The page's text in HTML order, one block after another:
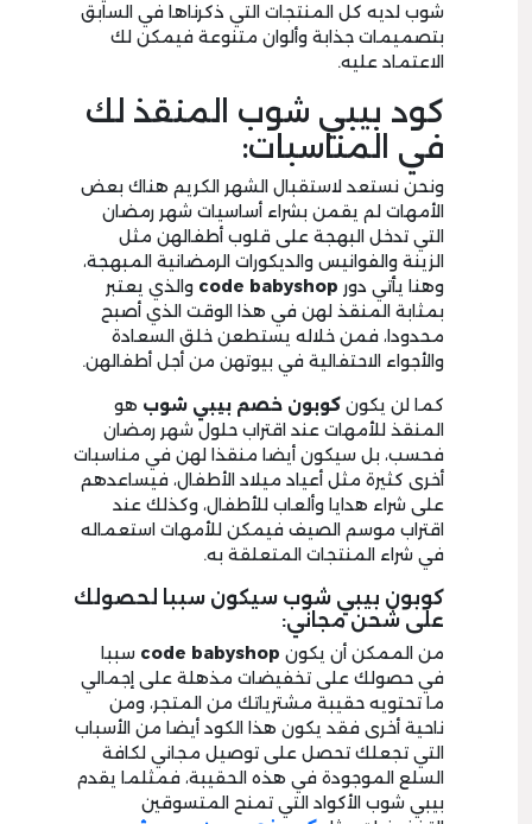
شوب لديه كل المنتجات التي ذكرناها في السابق
بتصميمات جذابة وألوان متنوعة فيمكن لك
الاعتماد عليه.
كود بيبي شوب المنقذ لك
في المناسبات:
ونحن نستعد لاستقبال الشهر الكريم هناك بعض
الأمهات لم يقمن بشراء أساسيات شهر رمضان
التي تدخل البهجة على قلوب أطفالهن مثل
الزينة والفوانيس والديكورات الرمضانية المبهجة،
وهنا يأتي دور code babyshop والذي يعتبر
بمثابة المنقذ لهن في هذا الوقت الذي أصبح
محدودا، فمن خلاله يستطعن خلق السعادة
والأجواء الاحتفالية في بيوتهن من أجل أطفالهن.
كما لن يكون كوبون خصم بيبي شوب هو
المنقذ للأمهات عند اقتراب حلول شهر رمضان
فحسب، بل سيكون أيضا منقذا لهن في مناسبات
أخرى كثيرة مثل أعياد ميلاد الأطفال، فيساعدهم
على شراء هدايا وألعاب للأطفال، وكذلك عند
اقتراب موسم الصيف فيمكن للأمهات استعماله
في شراء المنتجات المتعلقة به.
كوبون بيبي شوب سيكون سببا لحصولك
على شحن مجاني:
من الممكن أن يكون code babyshop سببا
في حصولك على تخفيضات مذهلة على إجمالي
ما تحتويه حقيبة مشترياتك من المتجر، ومن
ناحية أخرى فقد يكون هذا الكود أيضا من الأسباب
التي تجعلك تحصل على توصيل مجاني لكافة
السلع الموجودة في هذه الحقيبة، فمثلما يقدم
بيبي شوب الأكواد التي تمنح المتسوقين